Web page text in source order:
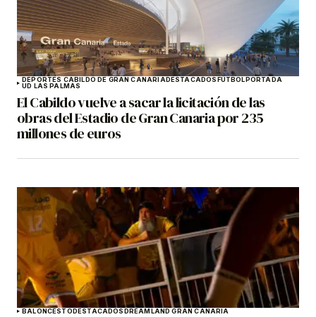
DEPORTES CABILDO DE GRAN CANARIADESTACADOSFÚTBOLPORTADA
UD LAS PALMAS
El Cabildo vuelve a sacar la licitación de las
obras del Estadio de Gran Canaria por 235
millones de euros
BALONCESTODESTACADOSDREAMLAND GRAN CANARIA